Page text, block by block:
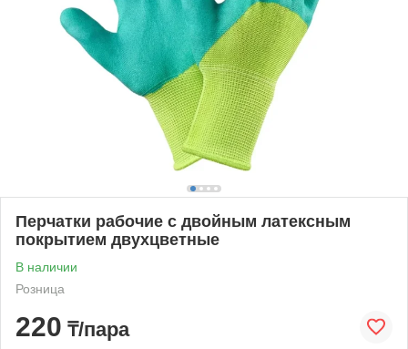
Перчатки рабочие с двойным латексным
покрытием двухцветные
В наличии
Розница
220 ₸/пара